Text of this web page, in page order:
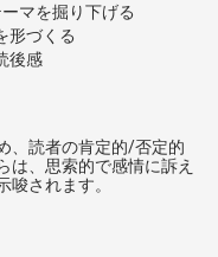
マを掘り下げる
形づくる
後感
、読者の肯定的/否定的
は、思索的で感情に訴え
されます。